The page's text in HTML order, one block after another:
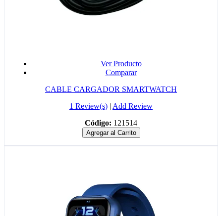
Ver Producto
Comparar
CABLE CARGADOR SMARTWATCH
1 Review(s) | Add Review
Código: 121514
Agregar al Carrito